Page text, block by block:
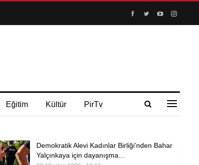
Eğitim Kültür PirTv
Demokratik Alevi Kadınlar Birliği’nden Bahar
Yalçınkaya için dayanışma…